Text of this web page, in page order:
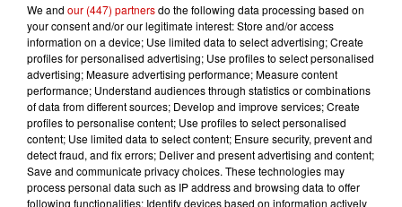
Gagnez vos places pour le
festival Marché Gourmand 2026
à Coulon !
Le Duel - Gagnez vos entrées
We and our (447) partnersdo the following data processing based on
your consent and/or our legitimate interest: Store and/or access
information on a device; Use limited data to select advertising; Create
profiles for personalised advertising; Use profiles to select personalised
advertising; Measure advertising performance; Measure content
performance; Understand audiences through statistics or combinations
of data from different sources; Develop and improve services; Create
profiles to personalise content; Use profiles to select personalised
content; Use limited data to select content; Ensure security, prevent and
detect fraud, and fix errors; Deliver and present advertising and content;
Save and communicate privacy choices. These technologies may
process personal data such as IP address and browsing data to offer
following functionalities: Identify devices based on information actively